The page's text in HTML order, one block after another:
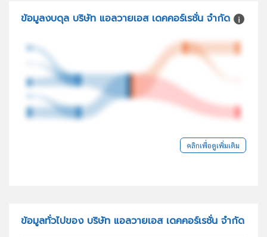
ข้อมูลงบดุล บริษัท แอลวายเอส เดคคอร์เรชั่น จำกัด
คลิกเพื่อดูเพิ่มเติม
ข้อมูลทั่วไปของ บริษัท แอลวายเอส เดคคอร์เรชั่น จำกัด